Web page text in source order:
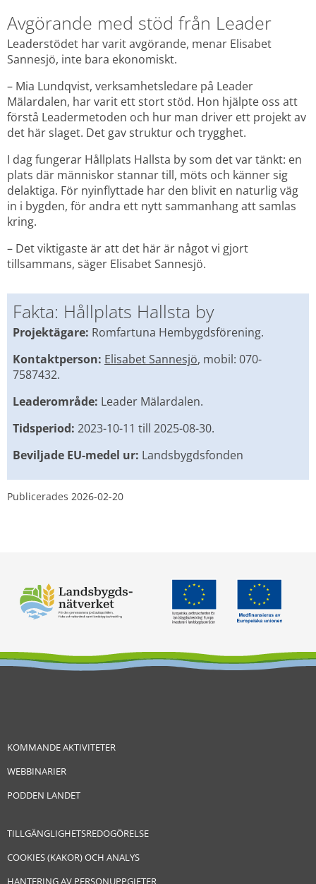
Avgörande med stöd från Leader
Leaderstödet har varit avgörande, menar Elisabet
Sannesjö, inte bara ekonomiskt.
– Mia Lundqvist, verksamhetsledare på Leader
Mälardalen, har varit ett stort stöd. Hon hjälpte oss att
förstå Leadermetoden och hur man driver ett projekt av
det här slaget. Det gav struktur och trygghet.
I dag fungerar Hållplats Hallsta by som det var tänkt: en
plats där människor stannar till, möts och känner sig
delaktiga. För nyinflyttade har den blivit en naturlig väg
in i bygden, för andra ett nytt sammanhang att samlas
kring.
– Det viktigaste är att det här är något vi gjort
tillsammans, säger Elisabet Sannesjö.
Fakta: Hållplats Hallsta by
Projektägare: Romfartuna Hembygdsförening.
Kontaktperson: Elisabet Sannesjö, mobil: 070-
7587432.
Leaderområde: Leader Mälardalen.
Tidsperiod: 2023-10-11 till 2025-08-30.
Beviljade EU-medel ur: Landsbygdsfonden
Publicerades 2026-02-20
KOMMANDE AKTIVITETER
WEBBINARIER
PODDEN LANDET
TILLGÄNGLIGHETSREDOGÖRELSE
COOKIES (KAKOR) OCH ANALYS
HANTERING AV PERSONUPPGIFTER